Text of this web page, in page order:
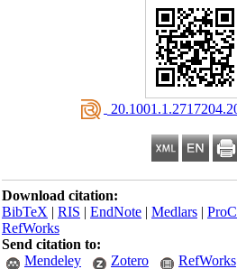
Download citation:
BibTeX|RIS|EndNote|Medlars|
RefWorks
Send citation to:
Mendeley
Zotero